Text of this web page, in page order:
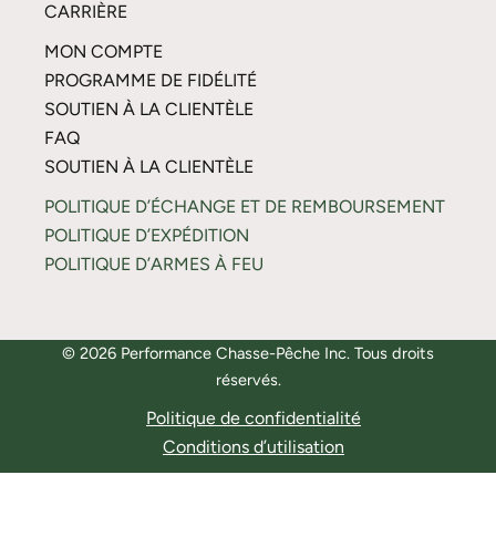
CARRIÈRE
MON COMPTE
PROGRAMME DE FIDÉLITÉ
SOUTIEN À LA CLIENTÈLE
FAQ
SOUTIEN À LA CLIENTÈLE
POLITIQUE D’ÉCHANGE ET DE REMBOURSEMENT
POLITIQUE D’EXPÉDITION
POLITIQUE D’ARMES À FEU
© 2026 Performance Chasse-Pêche Inc. Tous droits
réservés.
Politique de confidentialité
Conditions d’utilisation